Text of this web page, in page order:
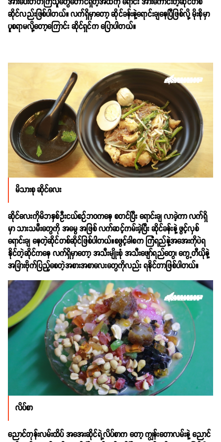
ဆိုင်လည်းဖြစ်ပါတယ်။ ‌လက်ရှိမှာတော့ ဆိုင်ခန်းနဲ့ရောင်းချနေပြီဖြစ်လို့ မိုးစိုမှာ
ပူစရာမလို့တော့ကြောင်း ‌ဆိုင်ရှင်က ပြောပါတယ်။
မိသားစု ဆိုင်လေး
ဆိုင်လေးကိုမိဘနှစ်ဦးငယ်စဉ်ဘ၀ကနေ စတင်ပြီး ရောင်းချ လာခဲ့ကာ လက်ရှိ
မှာ သားသမီးတွေကို အမွေ အဖြစ် လက်ဆင့်ကမ်းခဲ့ပြီးဆိုင်ခန်းနဲ့ဖွင့်လှစ်
ရောင်းချ နေတဲ့ဆိုင်‌တစ်ဆိုင်ဖြစ်ပါတယ်။စဖွင့်ခါစက ကြံရည်နဲ့အအေးကိုပဲရ
နိုင်တဲ့ဆိုင်ကနေ လက်ရှိမှာတော့ အသီးမျိုးစုံ အသီးဖျော်ရည်တွေ၊ ကွေ့တီယိုနဲ့
အခြားဗိုက်ပြည့်စေတဲ့အစားအစာလေးတွေကိုလည်း ရနိုင်တာဖြစ်ပါတယ်။
လိပ်စာ
ညောင်‌တုန်းလမ်းထိပ်‌ အအေးဆိုင်ရဲ့လိပ်စာက တော့ ကျွန်းတောလမ်းနဲ့ ညောင်